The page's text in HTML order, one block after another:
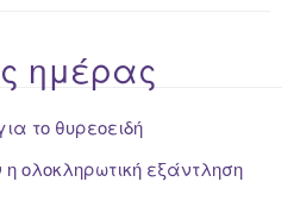
ημέρας
το θυρεοειδή
ολοκληρωτική εξάντληση